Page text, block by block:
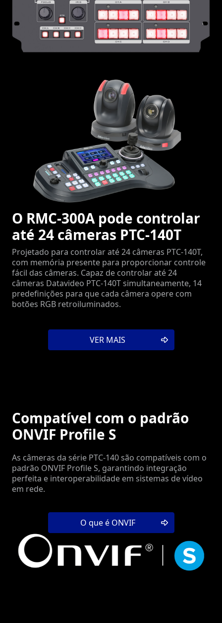
O RMC-300A pode controlar
até 24 câmeras PTC-140T
Projetado para controlar até 24 câmeras PTC-140T,
com memória presente para proporcionar controle
fácil das câmeras. Capaz de controlar até 24
câmeras Datavideo PTC-140T simultaneamente, 14
predefinições para que cada câmera opere com
botões RGB retroiluminados.
VER MAIS
Compatível com o padrão
ONVIF Profile S
As câmeras da série PTC-140 são compatíveis com o
padrão ONVIF Profile S, garantindo integração
perfeita e interoperabilidade em sistemas de vídeo
em rede.
O que é ONVIF